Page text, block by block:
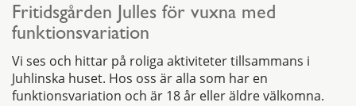
Fritidsgården Julles för vuxna med
funktionsvariation
Vi ses och hittar på roliga aktiviteter tillsammans i
Juhlinska huset. Hos oss är alla som har en
funktionsvariation och är 18 år eller äldre välkomna.